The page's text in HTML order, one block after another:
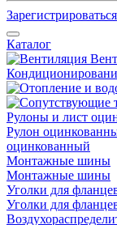
Зарегистрироваться
Каталог
Рулоны и лист
Рулон
оцинкованный
Монтажные шины
Монтажные шины
Уголки для
Уголки для